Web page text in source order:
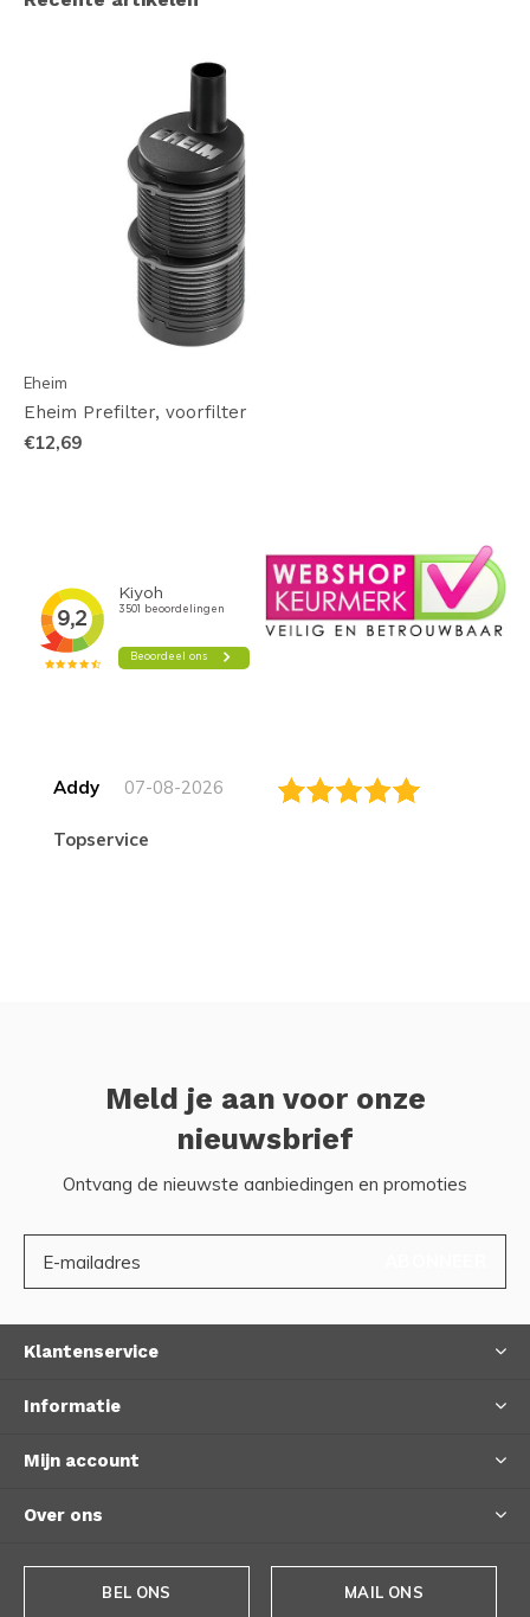
Eheim
Eheim Prefilter, voorfilter
€12,69
Addy 07-08-2026
topservice
Meld je aan voor onze
nieuwsbrief
Ontvang de nieuwste aanbiedingen en promoties
Klantenservice
Informatie
Mijn account
Over ons
BEL ONS MAIL ONS